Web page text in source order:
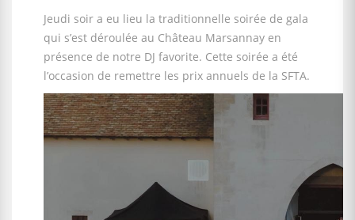
Jeudi soir a eu lieu la traditionnelle soirée de gala
qui s’est déroulée au Château Marsannay en
présence de notre DJ favorite. Cette soirée a été
l’occasion de remettre les prix annuels de la SFTA.